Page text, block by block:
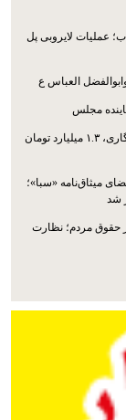
عملیات لایروبی پل
العباس ع
مجلس
مهار آتش‌سوزی در انجیرستان‌های پلنگان نی‌ریز / سهل‌انگاری، ۱.۳ میلیارد تومان
میثاق‌نامه «سبا»؛
شد
حقوق مردم؛ نظارت